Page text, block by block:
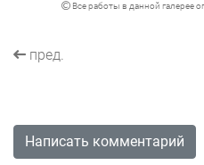
Все работы в данной галерее
пред.
Написать комментарий